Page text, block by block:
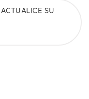
SU